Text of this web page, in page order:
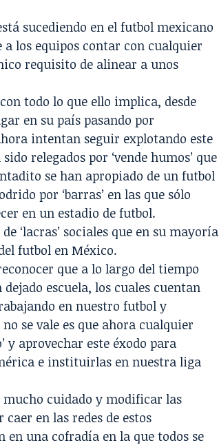
sucediendo en el futbol mexicano
los equipos contar con cualquier
requisito de alinear a unos
todo lo que ello implica, desde
en su país pasando por
intentan seguir explotando este
relegados por ‘vende humos’ que
se han apropiado de un futbol
por ‘barras’ en las que sólo
en un estadio de futbol.
‘lacras’ sociales que en su mayoría
futbol en México.
que a lo largo del tiempo
escuela, los cuales cuentan
en nuestro futbol y
se vale es que ahora cualquier
y aprovechar este éxodo para
e instituirlas en nuestra liga
mucho cuidado y modificar las
en las redes de estos
en una cofradía en la que todos se